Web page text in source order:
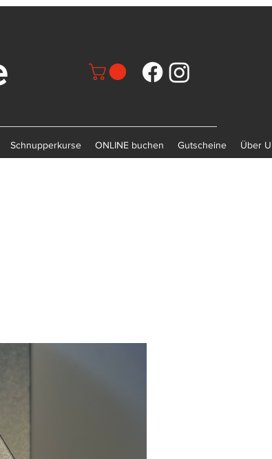
Schnupperkurse ONLINE buchen Gutscheine Über